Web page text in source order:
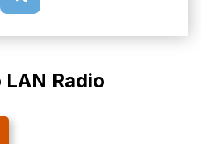
Radio